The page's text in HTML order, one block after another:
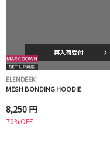
再入荷受付
ELENDEEK
MESH BONDING HOODIE
8,250 円
70%OFF